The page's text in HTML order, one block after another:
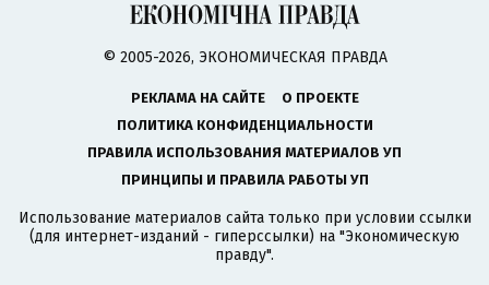
© 2005-2026, ЭКОНОМИЧЕСКАЯ ПРАВДА
РЕКЛАМА НА САЙТЕ
О ПРОЕКТЕ
ПОЛИТИКА КОНФИДЕНЦИАЛЬНОСТИ
ПРАВИЛА ИСПОЛЬЗОВАНИЯ МАТЕРИАЛОВ УП
ПРИНЦИПЫ И ПРАВИЛА РАБОТЫ УП
Использование материалов сайта только при условии ссылки
(для интернет-изданий - гиперссылки) на "Экономическую
правду".